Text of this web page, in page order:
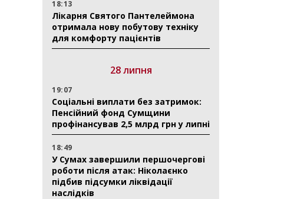
18:13
Лікарня Святого Пантелеймона
отримала нову побутову техніку
для комфорту пацієнтів
28 липня
19:07
Соціальні виплати без затримок:
Пенсійний фонд Сумщини
профінансував 2,5 млрд грн у липні
18:49
У Сумах завершили першочергові
роботи після атак: Ніколаєнко
підбив підсумки ліквідації
наслідків